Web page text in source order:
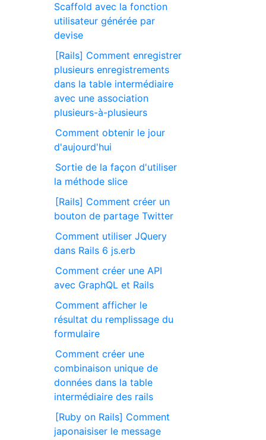
Scaffold avec la fonction
utilisateur générée par
devise
[Rails] Comment enregistrer
plusieurs enregistrements
dans la table intermédiaire
avec une association
plusieurs-à-plusieurs
Comment obtenir le jour
d'aujourd'hui
Sortie de la façon d'utiliser
la méthode slice
[Rails] Comment créer un
bouton de partage Twitter
Comment utiliser JQuery
dans Rails 6 js.erb
Comment créer une API
avec GraphQL et Rails
Comment afficher le
résultat du remplissage du
formulaire
Comment créer une
combinaison unique de
données dans la table
intermédiaire des rails
[Ruby on Rails] Comment
japonaisiser le message